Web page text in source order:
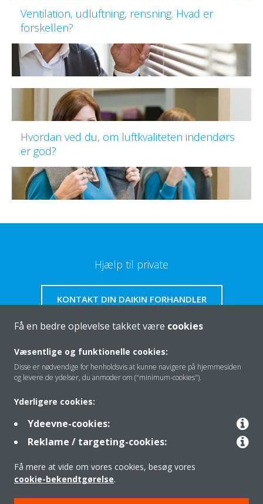
Ventilation, udluftning, rensning. Hvad er
forskellen?
Hvordan ved du, om luftkvaliteten indendørs
er god?
Hjælp til private
KONTAKT DIN DAIKIN FORHANDLER
Om os
Få en bedre oplevelse takket være cookies
Væsentlige og funktionelle cookies:
Disse er nødvendige for henholdsvis at kunne navigere på hjemmesiden
og levere de ydelser, du anmoder om ("minimum-cookies").
Yderligere cookies:
Ydeevne-cookies:
Reklame / targeting-cookies:
Få mere at vide om vores cookies, besøg vores
cookie-bekendtgørelse.